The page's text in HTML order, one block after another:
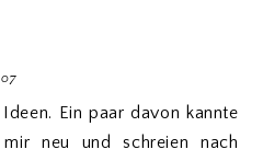
Ein paar davon kannte
neu und schreien nach